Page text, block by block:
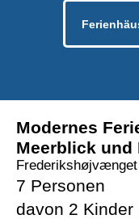
Modernes
Meerblick und
Frederikshøjvænget
7 Personen
davon 2 Kinder